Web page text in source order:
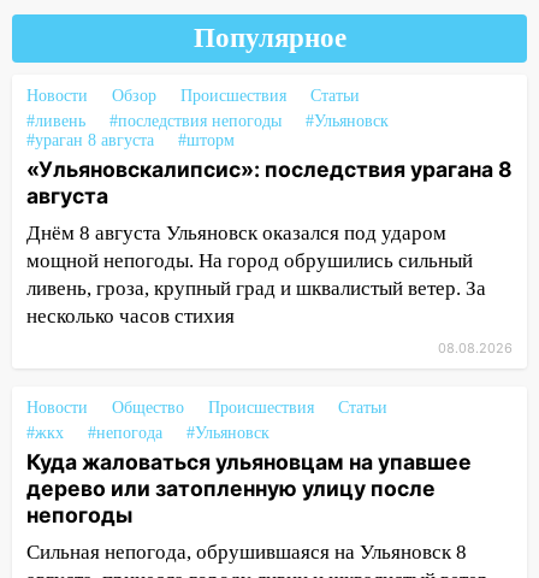
области на 9 августа
16:34 Из-за мощной непогоды в
Ульяновске отменили фестиваль «Наше
время»
16:17
Мелекесский район первым в
Ульяновской области намолотил более
100 тысяч тонн зерна
15:17 В колледжи и техникумы
Ульяновской области подали более 10
тысяч заявлений
Фоторепортаж с улиц Ульяновска
затопленные улицы
14:28
Ураган вырвал остановку на улице
Деева в Заволжье
14:26 Жители Ульяновска сами
пытаются расчистить ливнёвки, не
Популярное
Новости Обзор Происшествия
Статьи
#ливень
#последствия непогоды
#Ульяновск
#ураган 8 августа
#шторм
«Ульяновскалипсис»: последствия урагана 8
августа
Днём 8 августа Ульяновск оказался под ударом
мощной непогоды. На город обрушились сильный
ливень, гроза, крупный град и шквалистый ветер. За
несколько часов стихия
08.08.2026
Новости Общество Происшествия
Статьи
#жкх
#непогода #Ульяновск
Куда жаловаться ульяновцам на упавшее
дерево или затопленную улицу после
непогоды
Сильная непогода, обрушившаяся на Ульяновск 8